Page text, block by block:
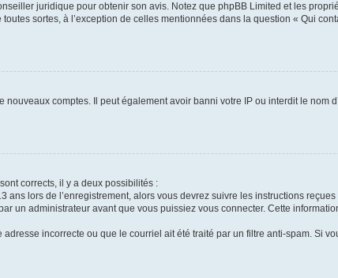
juridique pour obtenir son avis. Notez que phpBB Limited et les
sortes, à l’exception de celles mentionnées dans la question « Qui
nouveaux comptes. Il peut également avoir banni votre IP ou interdit le nom
corrects, il y a deux possibilités :
ans lors de l’enregistrement, alors vous devrez suivre les instructions
un administrateur avant que vous puissiez vous connecter. Cette
incorrecte ou que le courriel ait été traité par un filtre anti-spam. Si